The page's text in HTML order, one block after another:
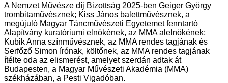
A Nemzet Művésze díj Bizottság 2025-ben Geiger György
trombitaművésznek; Kiss János balettművésznek, a
megújuló Magyar Táncművészeti Egyetemet fenntartó
Alapítvány kuratóriumi elnökének, az MMA alelnökének;
Kubik Anna színművésznek, az MMA rendes tagjának és
Serfőző Simon írónak, költőnek, az MMA rendes tagjának
ítélte oda az elismerést, amelyet szerdán adtak át
Budapesten, a Magyar Művészeti Akadémia (MMA)
székházában, a Pesti Vigadóban.